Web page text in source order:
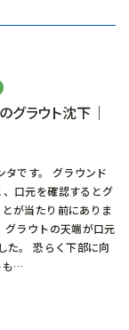
グラウト沈下｜
タです。 グラウンド
口元を確認するとグ
が当たり前にありま
グラウトの天端が口元
た。 恐らく下部に向
も…